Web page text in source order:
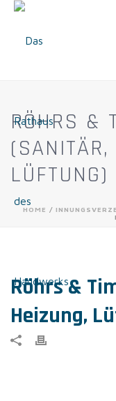
RÖHRS &
(SANITÄR,
LÜFTUNG)
HOME /
Röhrs &
Heizung,